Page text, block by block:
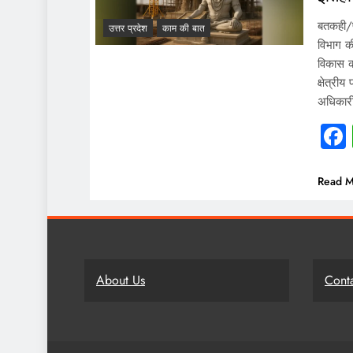
उत्तर प्रदेश काम की बात
विभाग
विकास
Read
About Us